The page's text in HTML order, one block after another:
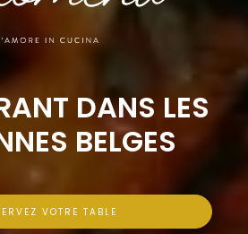
DANS LES
BELGES
VOTRE TABLE